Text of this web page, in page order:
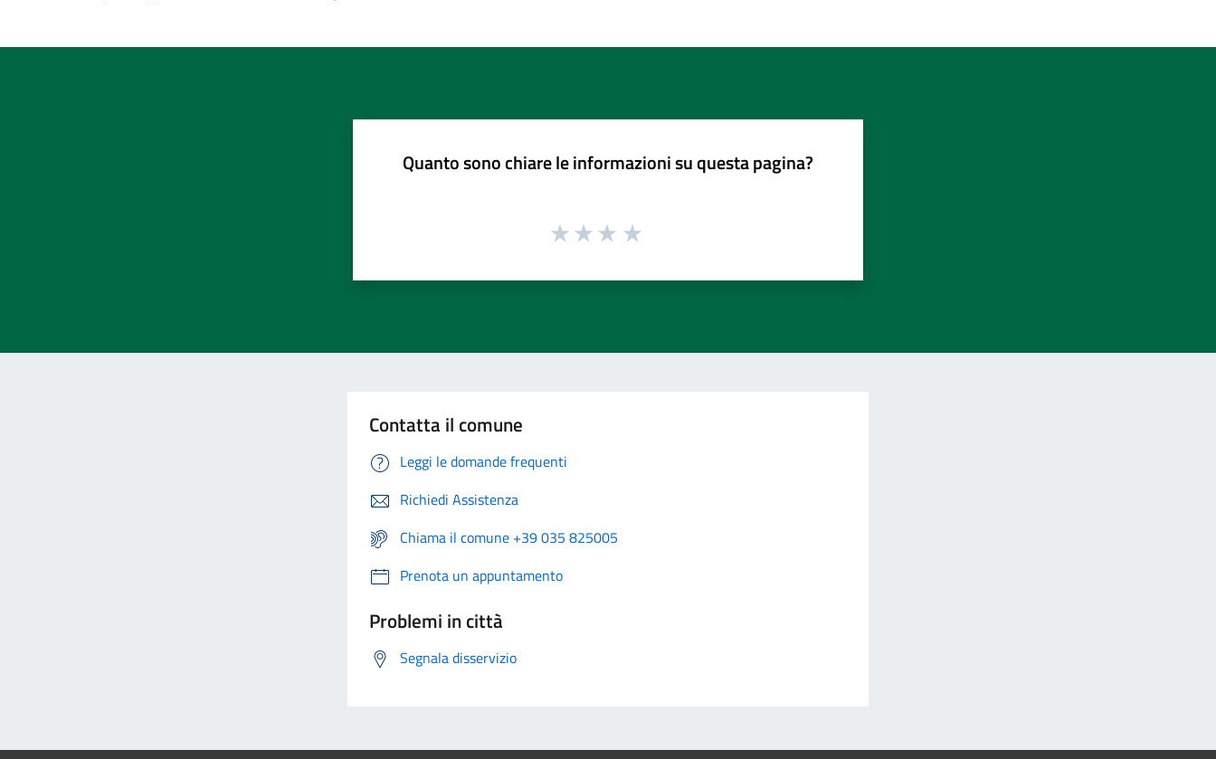
Quanto sono chiare le informazioni su questa pagina?
Contatta il comune
Leggi le domande frequenti
Richiedi Assistenza
Chiama il comune +39 035 825005
Prenota un appuntamento
Problemi in città
Segnala disservizio